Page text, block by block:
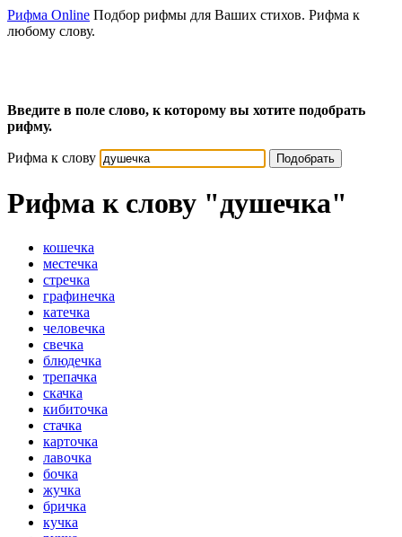
Рифма Online Подбор рифмы для Ваших стихов. Рифма к
любому слову.
Введите в поле слово, к которому вы хотите подобрать
рифму.
Рифма к слову Подобрать
Рифма к слову "душечка"
кошечка
местечка
стречка
графинечка
катечка
человечка
свечка
блюдечка
трепачка
скачка
кибиточка
стачка
карточка
лавочка
бочка
жучка
бричка
кучка